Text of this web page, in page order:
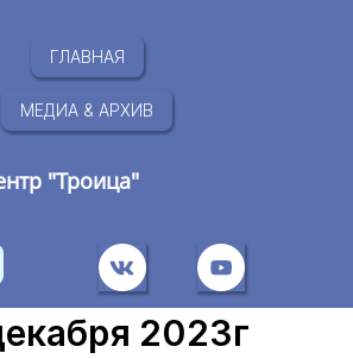
ГЛАВНАЯ
МЕДИА & АРХИВ
"Троица"
2023г